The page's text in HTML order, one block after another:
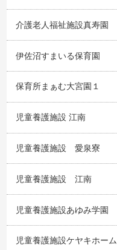
介護老人福祉施設真寿園
伊佐沼すまいる保育園
保育所まぁむ大宮園１
児童養護施設 江南
児童養護施設 愛泉寮
児童養護施設 江南
児童養護施設あゆみ学園
児童養護施設ケヤキホーム